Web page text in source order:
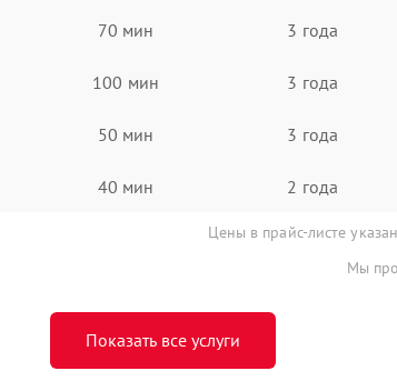
70 мин 3 года
100 мин 3 года
50 мин 3 года
40 мин 2 года
Цены в прайс-листе
Мы
Показать все услуги